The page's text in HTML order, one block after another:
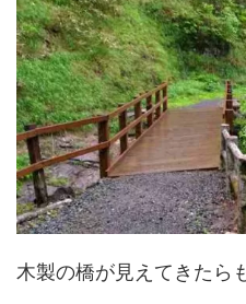
木製の橋が見えてきたら